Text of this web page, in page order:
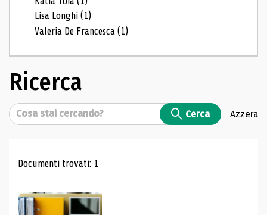
Lisa Longhi(1)
Valeria De Francesca(1)
Ricerca
Cerca Cerca Azzera
Risultati di ricerca
Documenti trovati: 1